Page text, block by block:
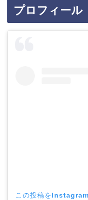
プロフィール
この投稿を